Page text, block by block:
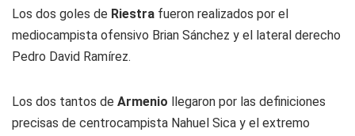
Los dos goles de Riestra fueron realizados por el
mediocampista ofensivo Brian Sánchez y el lateral derecho
Pedro David Ramírez.
Los dos tantos de Armenio llegaron por las definiciones
precisas de centrocampista Nahuel Sica y el extremo